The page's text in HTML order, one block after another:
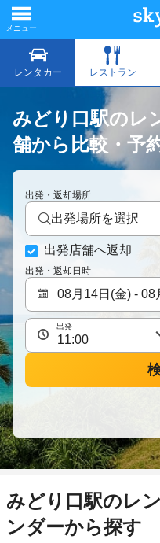
みどり口駅のレ
舗から比較・予
出発・返却場所
出発場所を選択
出発店舗へ返却
出発・返却日時
出発
みどり口駅のレ
ンダーから探す